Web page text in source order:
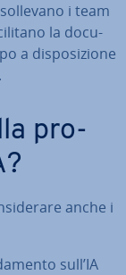
i team
la do­cu­
a di­spo­si­zio­ne
pro­
anche i
sull’IA